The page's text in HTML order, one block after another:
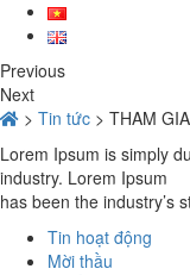
Previous
Next
> Tin tức > THAM
Lorem Ipsum is simply
industry. Lorem Ipsum
has been the industry’s
Tin hoạt động
Mời thầu